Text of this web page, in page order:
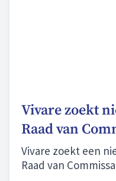
Vivare zoekt
Raad van
Vivare zoekt een
Raad van